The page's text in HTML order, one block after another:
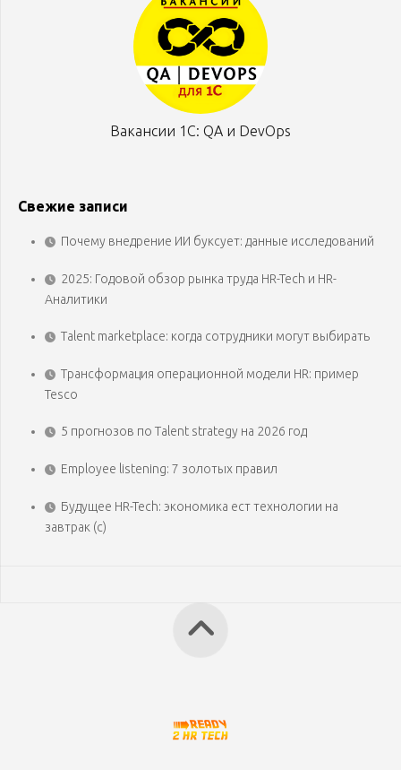
Вакансии 1С: QA и DevOps
Свежие записи
Почему внедрение ИИ буксует: данные исследований
2025: Годовой обзор рынка труда HR-Tech и HR-
Аналитики
Talent marketplace: когда сотрудники могут выбирать
Трансформация операционной модели HR: пример
Tesco
5 прогнозов по Talent strategy на 2026 год
Employee listening: 7 золотых правил
Будущее HR-Tech: экономика ест технологии на
завтрак (с)